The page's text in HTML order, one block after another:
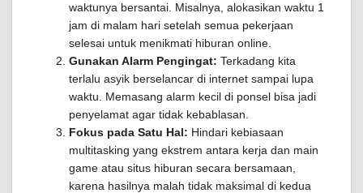
waktunya bersantai. Misalnya, alokasikan waktu 1
jam di malam hari setelah semua pekerjaan
selesai untuk menikmati hiburan online.
Gunakan Alarm Pengingat: Terkadang kita
terlalu asyik berselancar di internet sampai lupa
waktu. Memasang alarm kecil di ponsel bisa jadi
penyelamat agar tidak kebablasan.
Fokus pada Satu Hal: Hindari kebiasaan
multitasking yang ekstrem antara kerja dan main
game atau situs hiburan secara bersamaan,
karena hasilnya malah tidak maksimal di kedua